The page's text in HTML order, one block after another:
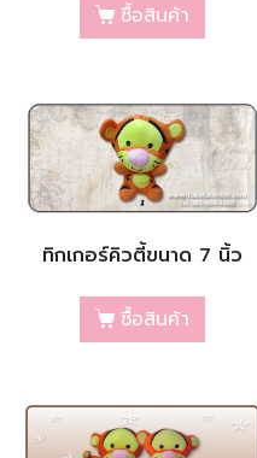
ซื้อสินค้า
ทิกเกอร์คิวตี้ขนาด 7 นิ้ว
ซื้อสินค้า